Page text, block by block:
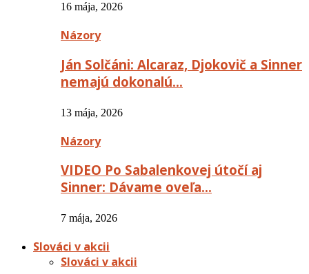
16 mája, 2026
Názory
Ján Solčáni: Alcaraz, Djokovič a Sinner
nemajú dokonalú…
13 mája, 2026
Názory
VIDEO Po Sabalenkovej útočí aj
Sinner: Dávame oveľa…
7 mája, 2026
Slováci v akcii
Slováci v akcii